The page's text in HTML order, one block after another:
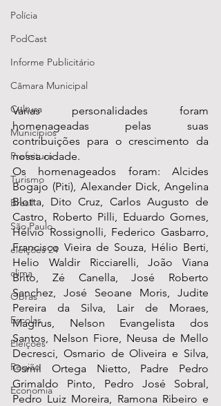
Polícia
PodCast
Informe Publicitário
Câmara Municipal
Cultura
Municípios
Prefeitura
Turismo
Brasil
São Paulo
eleições 24
clima
Obras
Escolas
Eleições
Região
Economia
Várias personalidades foram
homenageadas pelas suas
contribuições para o crescimento da
nossa cidade.
Os homenageados foram: Alcides
Bogajo (Piti), Alexander Dick, Angelina
Blotta, Dito Cruz, Carlos Augusto de
Castro, Roberto Pilli, Eduardo Gomes,
Hélvio Rossignolli, Federico Gasbarro,
Francisco Vieira de Souza, Hélio Berti,
Helio Waldir Ricciarelli, João Viana
Brito, Zé Canella, José Roberto
Sanchez, José Seoane Moris, Judite
Pereira da Silva, Lair de Moraes,
Magirus, Nelson Evangelista dos
Santos, Nelson Fiore, Neusa de Mello
Decresci, Osmario de Oliveira e Silva,
Osmil Ortega Nietto, Padre Pedro
Grimaldo Pinto, Pedro José Sobral,
Pedro Luiz Moreira, Ramona Ribeiro e